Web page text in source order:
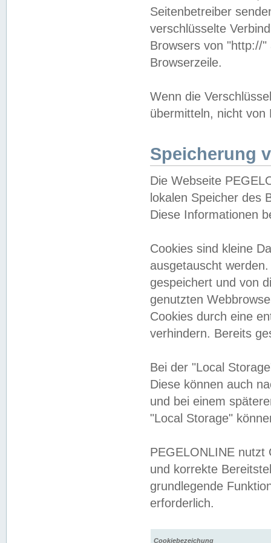
Seitenbetreiber
verschlüsselte
Browsers von "http://
Browserzeile.
Wenn die
übermitteln, nicht von
Speicherung
Die Webseite
lokalen Speicher des
Diese Informationen
Cookies sind kleine
ausgetauscht
gespeichert und von
genutzten
Cookies durch eine
verhindern. Bereits
Bei der "Local
Diese können auch
und bei einem
"Local Storage"
PEGELONLINE nutzt
und korrekte
grundlegende
erforderlich.
Cookiebezeichung